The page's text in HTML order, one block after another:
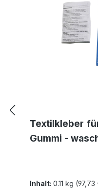
Textilkleber
Gummi -
Inhalt: 0.11 kg (97,73